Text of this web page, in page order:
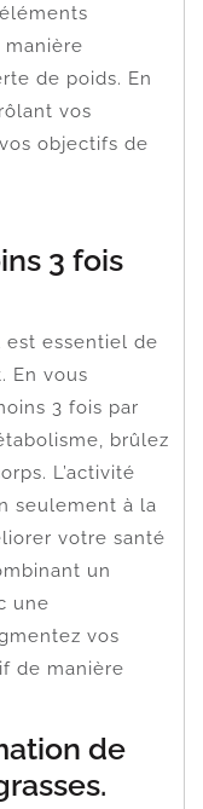
de poids. En
vos
objectifs de
3 fois
est essentiel de
En vous
3 fois par
brûlez
L’activité
seulement à la
votre santé
un
une
vos
de manière
de